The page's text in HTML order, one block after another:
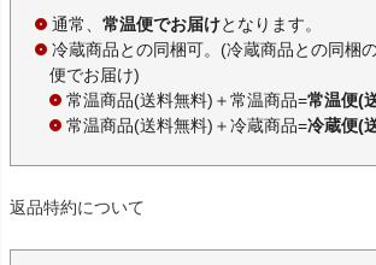
通常、 常温便でお届けとなります。
冷蔵商品との同梱可。(冷蔵商品との同梱
便でお届け)
常温商品(送料無料)＋常温商品=常温便(
常温商品(送料無料)＋冷蔵商品=冷蔵便(
返品特約について